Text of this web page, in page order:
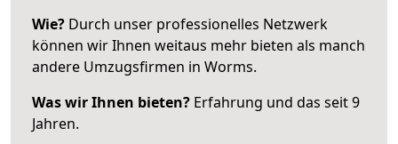
Wie? Durch unser professionelles Netzwerk
können wir Ihnen weitaus mehr bieten als manch
andere Umzugsfirmen in Worms.
Was wir Ihnen bieten? Erfahrung und das seit 9
Jahren.